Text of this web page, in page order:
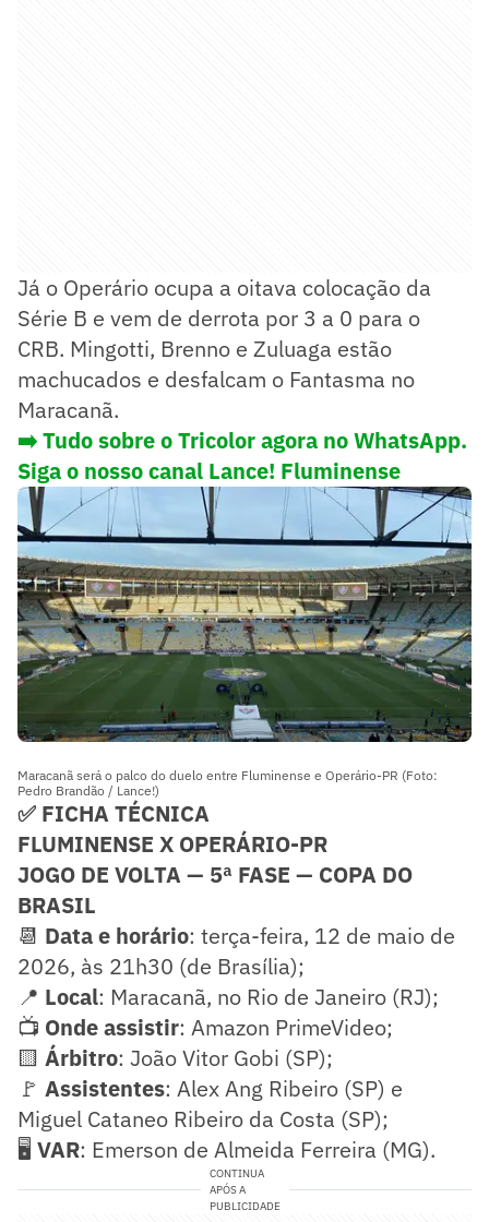
Já o Operário ocupa a oitava colocação da
Série B e vem de derrota por 3 a 0 para o
CRB. Mingotti, Brenno e Zuluaga estão
machucados e desfalcam o Fantasma no
Maracanã.
➡️ Tudo sobre o Tricolor agora no WhatsApp.
Siga o nosso canal Lance! Fluminense
Maracanã será o palco do duelo entre Fluminense e Operário-PR (Foto:
Pedro Brandão / Lance!)
✅ FICHA TÉCNICA
FLUMINENSE X OPERÁRIO-PR
JOGO DE VOLTA — 5ª FASE — COPA DO
BRASIL
📆 Data e horário: terça-feira, 12 de maio de
2026, às 21h30 (de Brasília);
📍 Local: Maracanã, no Rio de Janeiro (RJ);
📺 Onde assistir: Amazon PrimeVideo;
🟨 Árbitro: João Vitor Gobi (SP);
🚩 Assistentes: Alex Ang Ribeiro (SP) e
Miguel Cataneo Ribeiro da Costa (SP);
🖥️ VAR: Emerson de Almeida Ferreira (MG).
CONTINUA
APÓS A
PUBLICIDADE